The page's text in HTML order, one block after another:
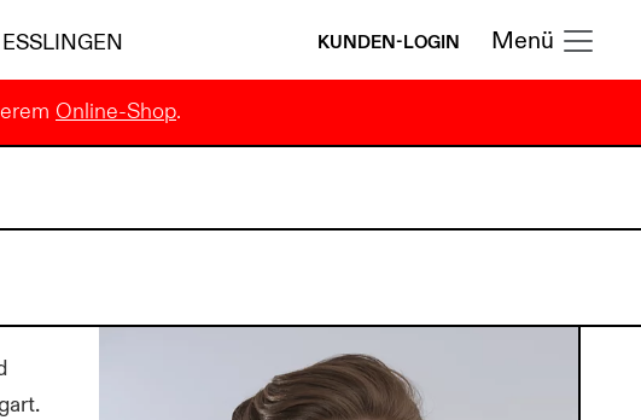
KUNDEN-LOGIN Menü
Online-Shop.